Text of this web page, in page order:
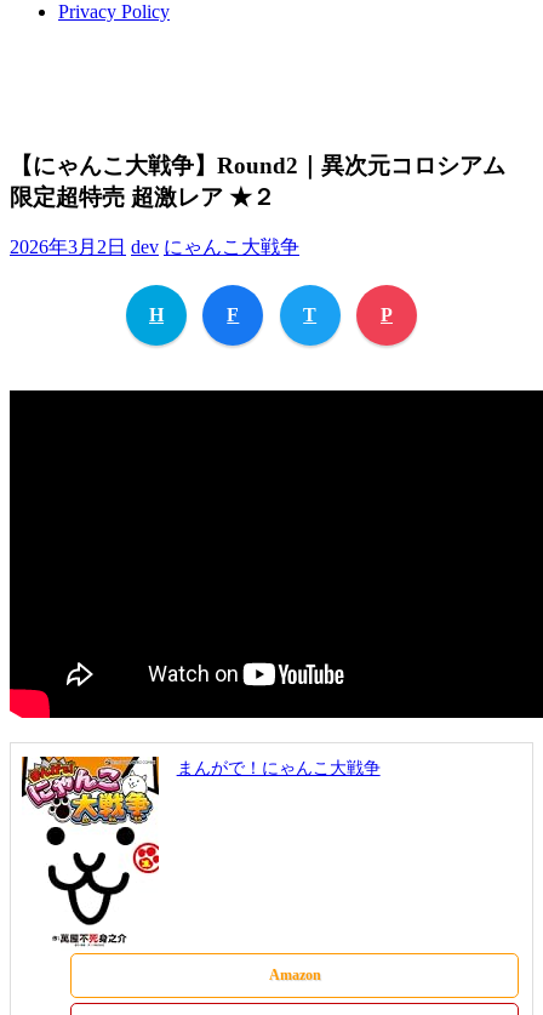
Privacy Policy
【にゃんこ大戦争】Round2｜異次元コロシアム
限定超特売 超激レア ★２
2026年3月2日 dev にゃんこ大戦争
H F T P
まんがで！にゃんこ大戦争
Amazon